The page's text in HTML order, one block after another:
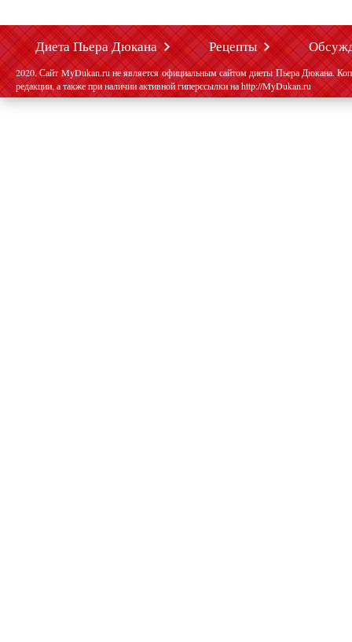
Диета Пьера Дюкана Рецепты
2020. Сайт MyDukan.ru не является официальным сайтом диеты Пьера Дюкана.
редакции, а также при наличии активной гиперссылки на http://MyDukan.ru